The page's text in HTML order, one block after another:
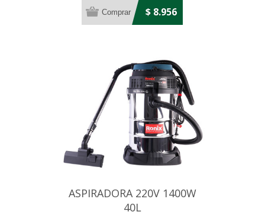
$ 8.956
ASPIRADORA 220V 1400W
40L